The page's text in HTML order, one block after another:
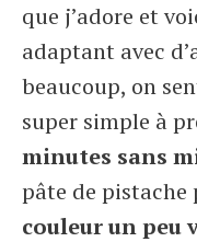
que j’adore et
adaptant avec
beaucoup, on
super simple à
minutes sans
pâte de
couleur un peu